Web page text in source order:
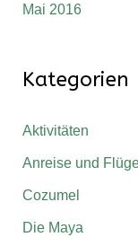
Mai 2016
Kategorien
Aktivitäten
Anreise und
Cozumel
Die Maya